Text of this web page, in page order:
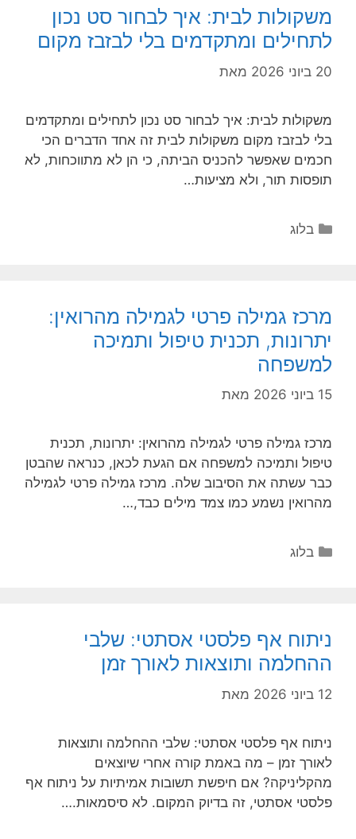
משקולות לבית: איך לבחור סט נכון
לתחילים ומתקדמים בלי לבזבז מקום
20 ביוני 2026 מאת
משקולות לבית: איך לבחור סט נכון לתחילים ומתקדמים
בלי לבזבז מקום משקולות לבית זה אחד הדברים הכי
חכמים שאפשר להכניס הביתה, כי הן לא מתווכחות, לא
תופסות תור, ולא מציעות…
קטגוריות
בלוג
מרכז גמילה פרטי לגמילה מהרואין:
יתרונות, תכנית טיפול ותמיכה
למשפחה
15 ביוני 2026 מאת
מרכז גמילה פרטי לגמילה מהרואין: יתרונות, תכנית
טיפול ותמיכה למשפחה אם הגעת לכאן, כנראה שהבטן
כבר עשתה את הסיבוב שלה. מרכז גמילה פרטי לגמילה
מהרואין נשמע כמו צמד מילים כבד,…
קטגוריות
בלוג
ניתוח אף פלסטי אסתטי: שלבי
ההחלמה ותוצאות לאורך זמן
12 ביוני 2026 מאת
ניתוח אף פלסטי אסתטי: שלבי ההחלמה ותוצאות
לאורך זמן – מה באמת קורה אחרי שיוצאים
מהקליניקה? אם חיפשת תשובות אמיתיות על ניתוח אף
פלסטי אסתטי, זה בדיוק המקום. לא סיסמאות.…